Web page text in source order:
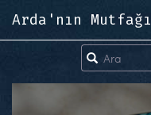
Arda'nın Mutfağı